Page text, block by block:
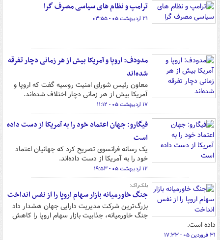
ترامپ و نظام های سیاسی مصرف گرا
۲۱ اردیبهشت ۰۵ - ۰۳:۵۵
مدودف: اروپا و آمریکا بیش از هر زمانی دچار تفرقه
شده‌اند
معاون رئیس شورای امنیت روسیه گفت که اروپا و
آمریکا بیش از هر زمانی دچار اختلاف شده‌اند.
۱۷ اردیبهشت ۰۵ - ۱۱:۱۲
فیگارو: جهان اعتماد خود را به آمریکا از دست داده
است
یک رسانه فرانسوی تصریح کرد که جهانیان اعتماد
خود را به آمریکا از دست داده‌اند.
۱۲ اردیبهشت ۰۵ - ۱۹:۵۳
بلک‌راک:
جنگ خاورمیانه بازار سهام اروپا را از نفس انداخت
بزرگ‌ترین شرکت مدیریت دارایی جهان هشدار داد
جنگ خاورمیانه، جذابیت بازار سهام اروپا را کاهش
داده است.
۳۱ فروردین ۰۵ - ۱۷:۳۳